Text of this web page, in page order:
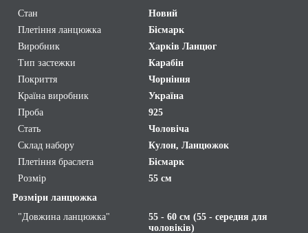
Стан
Новий
Плетіння ланцюжка
Бісмарк
Виробник
Харків Ланцюг
Тип застежки
Карабін
Покриття
Чорніння
Країна виробник
Україна
Проба
925
Стать
Чоловіча
Склад набору
Кулон, Ланцюжок
Плетіння браслета
Бісмарк
Розмір
55 см
Розміри ланцюжка
"Довжина ланцюжка"
55 - 60 см (55 - середня для
чоловіків)